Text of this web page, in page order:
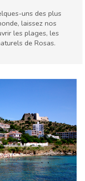
uns des plus
laissez nos
les plages, les
de Rosas.